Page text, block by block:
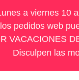
a viernes 10
pedidos web
VACACIONES
Disculpen las